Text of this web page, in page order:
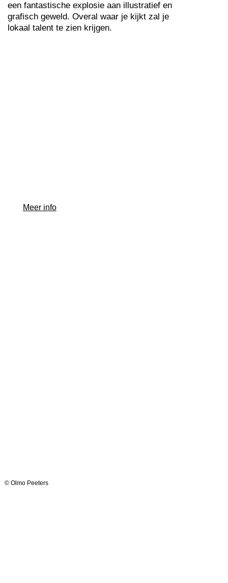
een fantastische explosie aan illustratief en
grafisch geweld. Overal waar je kijkt zal je
lokaal talent te zien krijgen.
Meer info
© Olmo Peeters